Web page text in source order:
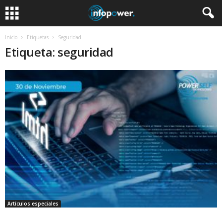
Inicio Etiquetas Seguridad
Etiqueta: seguridad
Artículos especiales